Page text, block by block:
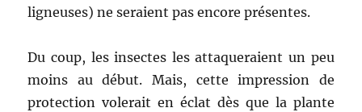
ligneuses) ne seraient pas encore présentes.
Du coup, les insectes les attaqueraient un peu
moins au début. Mais, cette impression de
protection volerait en éclat dès que la plante